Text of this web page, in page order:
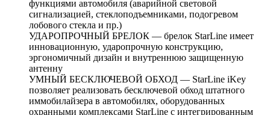
функциями автомобиля (аварийной световой
сигнализацией, стеклоподъемниками, подогревом
лобового стекла и пр.)
УДАРОПРОЧНЫЙ БРЕЛОК — брелок StarLine имеет
инновационную, ударопрочную конструкцию,
эргономичный дизайн и внутреннюю защищенную
антенну
УМНЫЙ БЕСКЛЮЧЕВОЙ ОБХОД — StarLine iKey
позволяет реализовать бесключевой обход штатного
иммобилайзера в автомобилях, оборудованных
охранными комплексами StarLine с интегрированным